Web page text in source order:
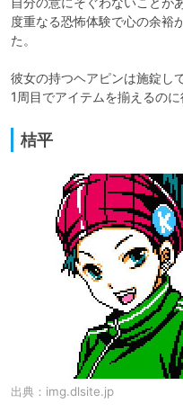
度重なる恐怖体験で心の余裕
た。
彼女の持つヘアピンは施錠し
1周目でアイテムを揃えるのに
桔平
出典： img.dlsite.jp